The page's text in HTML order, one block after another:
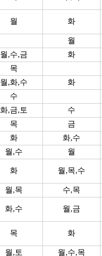
월 화
월
월,수,금
화
목
월,화,수
화
수
화,금,토
수
목 금
화
화,수
월,수 월
화 월,목,수
월,목 수,목
화,수 월,금
목 화
월,토 월,수,목